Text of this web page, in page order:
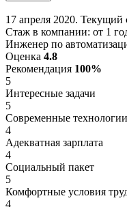
17 апреля 2020. Текущий
Стаж в компании: от 1
Инженер по
Оценка 4.8
Рекомендация 100%
5
Интересные задачи
5
Современные технологии
4
Адекватная зарплата
4
Социальный пакет
5
Комфортные условия
4